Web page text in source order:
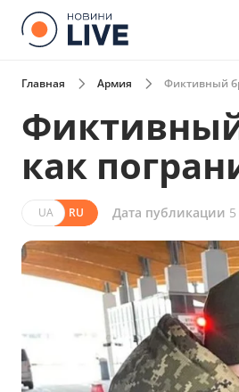
Главная Армия Фиктивный
как
UA RU Дата публикации